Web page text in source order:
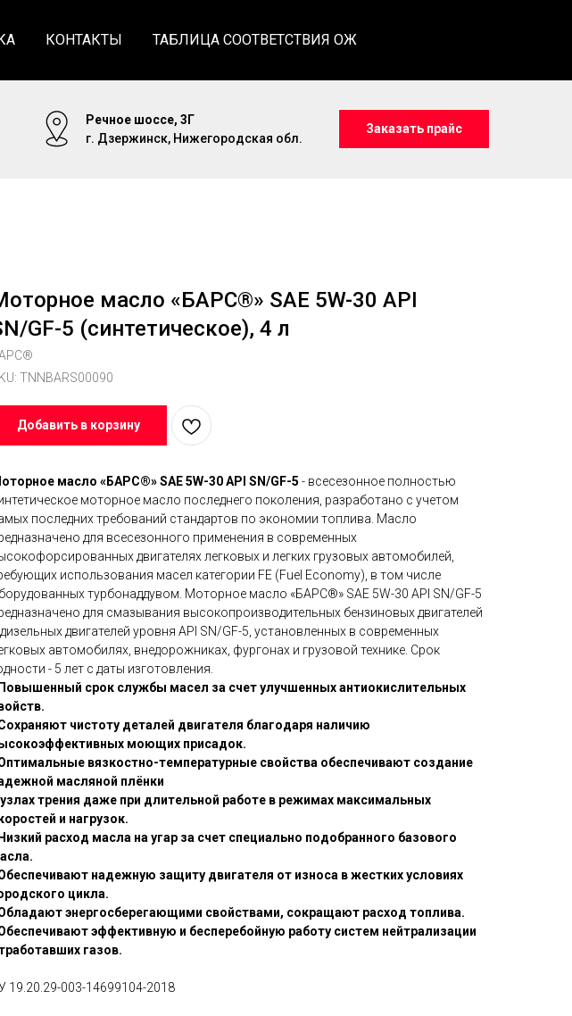
КОНТАКТЫ ТАБЛИЦА СООТВЕТСТВИЯ ОЖ
Речное шоссе, 3Г
г. Дзержинск, Нижегородская обл.
Заказать прайс
масло «БАРС®» SAE 5W-30 API
GF-5 (синтетическое), 4 л
TNNBARS00090
Добавить в корзину
масло «БАРС®» SAE 5W-30 API SN/GF-5 - всесезонное полностью
моторное масло последнего поколения, разработано с учетом
последних требований стандартов по экономии топлива. Масло
для всесезонного применения в современных
двигателях легковых и легких грузовых автомобилей,
использования масел категории FE (Fuel Economy), в том числе
турбонаддувом. Моторное масло «БАРС®» SAE 5W-30 API SN/GF-5
для смазывания высокопроизводительных бензиновых двигателей
двигателей уровня API SN/GF-5, установленных в современных
автомобилях, внедорожниках, фургонах и грузовой технике. Срок
- 5 лет с даты изготовления.
Повышенный срок службы масел за счет улучшенных антиокислительных
чистоту деталей двигателя благодаря наличию
моющих присадок.
вязкостно-температурные свойства обеспечивают создание
масляной плёнки
трения даже при длительной работе в режимах максимальных
и нагрузок.
расход масла на угар за счет специально подобранного базового
надежную защиту двигателя от износа в жестких условиях
цикла.
Обладают энергосберегающими свойствами, сокращают расход топлива.
эффективную и бесперебойную работу систем нейтрализации
газов.
19.20.29-003-14699104-2018